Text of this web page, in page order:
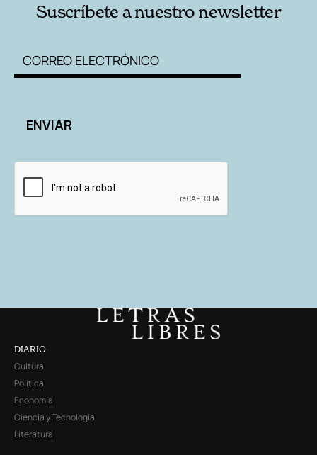
Suscríbete a nuestro newsletter
DIARIO
Cultura
Política
Economía
Ciencia y Tecnología
Literatura